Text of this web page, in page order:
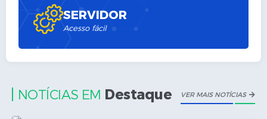
Legislação
Concursos
PSS Unificado 2025
Solicitação de Remoção 2025/2026: Instituições Escolares
SERVIDOR
Acesso fácil
NOTÍCIAS EM Destaque VER MAIS NOTÍCIAS